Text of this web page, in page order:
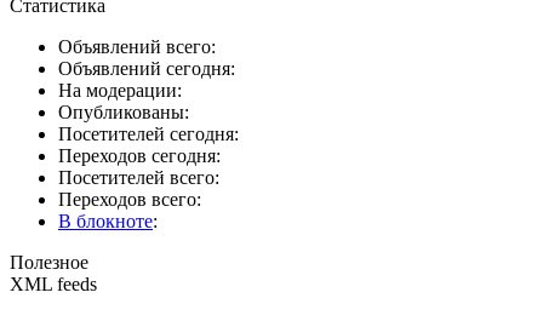
Статистика
Объявлений всего:
Объявлений сегодня:
На модерации:
Опубликованы:
Посетителей сегодня:
Переходов сегодня:
Посетителей всего:
Переходов всего:
В блокноте:
Полезное
XML feeds